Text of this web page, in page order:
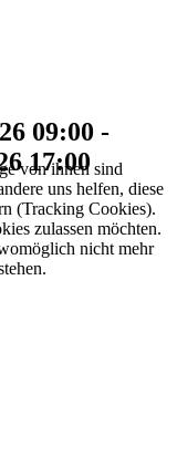
09:00 -
17:00
von ihnen sind
uns helfen, diese
(Tracking Cookies).
zulassen möchten.
nicht mehr